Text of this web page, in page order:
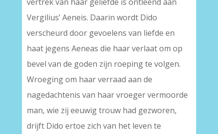
Vergilius’ Aeneis. Daarin wordt Dido
verscheurd door gevoelens van liefde en
haat jegens Aeneas die haar verlaat om op
bevel van de goden zijn roeping te volgen.
Wroeging om haar verraad aan de
nagedachtenis van haar vroeger vermoorde
man, wie zij eeuwig trouw had gezworen,
drijft Dido ertoe zich van het leven te